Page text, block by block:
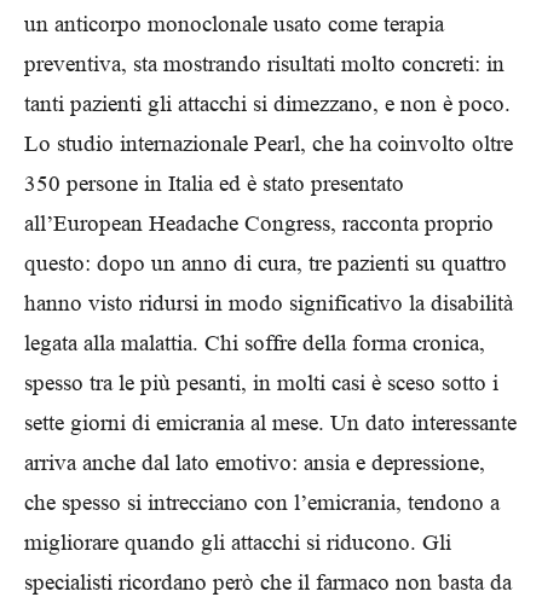
un anticorpo monoclonale usato come terapia
preventiva, sta mostrando risultati molto concreti: in
tanti pazienti gli attacchi si dimezzano, e non è poco.
Lo studio internazionale Pearl, che ha coinvolto oltre
350 persone in Italia ed è stato presentato
all’European Headache Congress, racconta proprio
questo: dopo un anno di cura, tre pazienti su quattro
hanno visto ridursi in modo significativo la disabilità
legata alla malattia. Chi soffre della forma cronica,
spesso tra le più pesanti, in molti casi è sceso sotto i
sette giorni di emicrania al mese. Un dato interessante
arriva anche dal lato emotivo: ansia e depressione,
che spesso si intrecciano con l’emicrania, tendono a
migliorare quando gli attacchi si riducono. Gli
specialisti ricordano però che il farmaco non basta da